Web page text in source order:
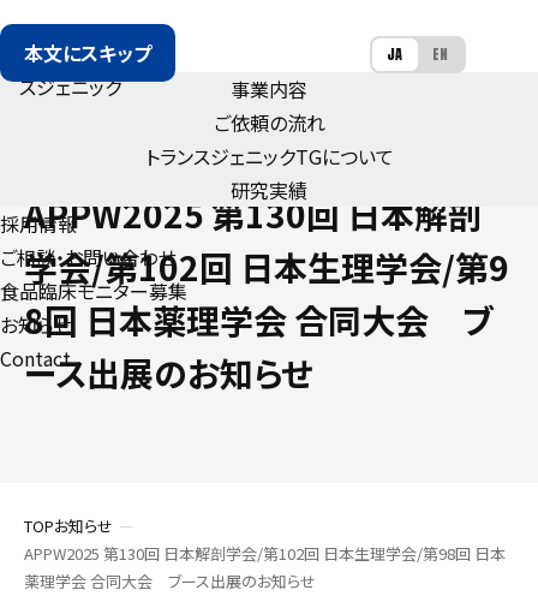
本文にスキップ JA EN
事業内容
ご依頼の流れ
トランスジェニックTGについて
研究実績
採用情報
ご相談・お問い合わせ
食品臨床モニター募集
お知らせ
Contact
APPW2025 第130回 日本解剖
学会/第102回 日本生理学会/第9
8回 日本薬理学会 合同大会 ブ
ース出展のお知らせ
TOPお知らせ
APPW2025 第130回 日本解剖学会/第102回 日本生理学会/第98回 日本
薬理学会 合同大会 ブース出展のお知らせ